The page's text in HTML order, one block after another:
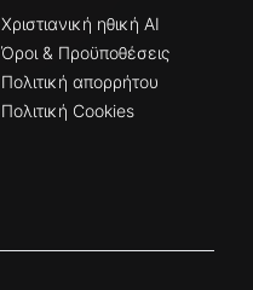
Χριστιανική ηθική AI
Όροι & Προϋποθέσεις
Πολιτική απορρήτου
Πολιτική Cookies